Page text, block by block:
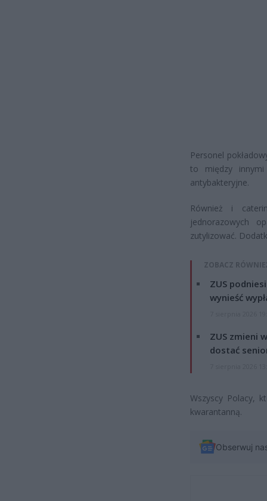
Personel
to między
antybakteryjne.
Również i
jednorazowych
zutylizować.
ZOBACZ
ZUS
wynieść
ZUS zmieni
dostać
Wszyscy Polacy,
kwarantanną.
Obserwuj